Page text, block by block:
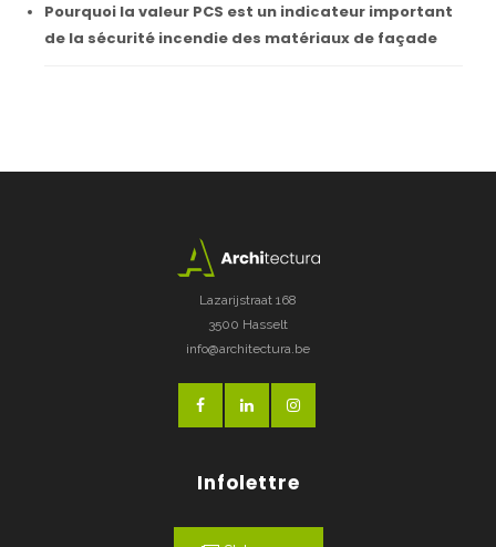
Pourquoi la valeur PCS est un indicateur important
de la sécurité incendie des matériaux de façade
Lazarijstraat 168
3500 Hasselt
info@architectura.be
Infolettre